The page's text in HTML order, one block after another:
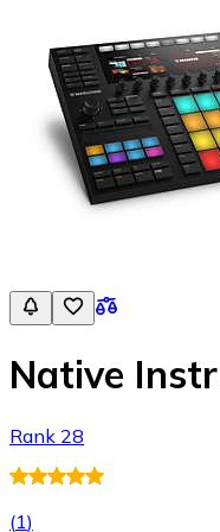
Native
Rank 28
(1)